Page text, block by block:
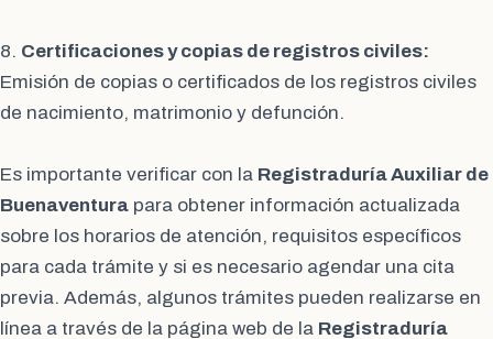
8. Certificaciones y copias de registros civiles:
Emisión de copias o certificados de los registros civiles
de nacimiento, matrimonio y defunción.
Es importante verificar con la Registraduría Auxiliar de
Buenaventura para obtener información actualizada
sobre los horarios de atención, requisitos específicos
para cada trámite y si es necesario agendar una cita
previa. Además, algunos trámites pueden realizarse en
línea a través de la página web de la Registraduría